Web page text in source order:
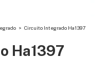
> Circuito Integrado Ha1397
Ha1397